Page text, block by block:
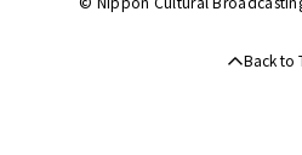
Back to